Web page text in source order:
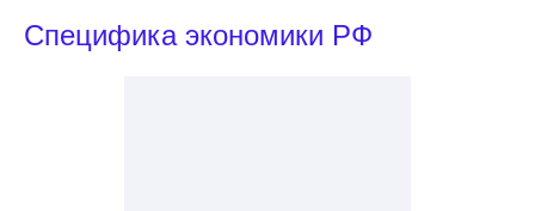
Специфика экономики РФ